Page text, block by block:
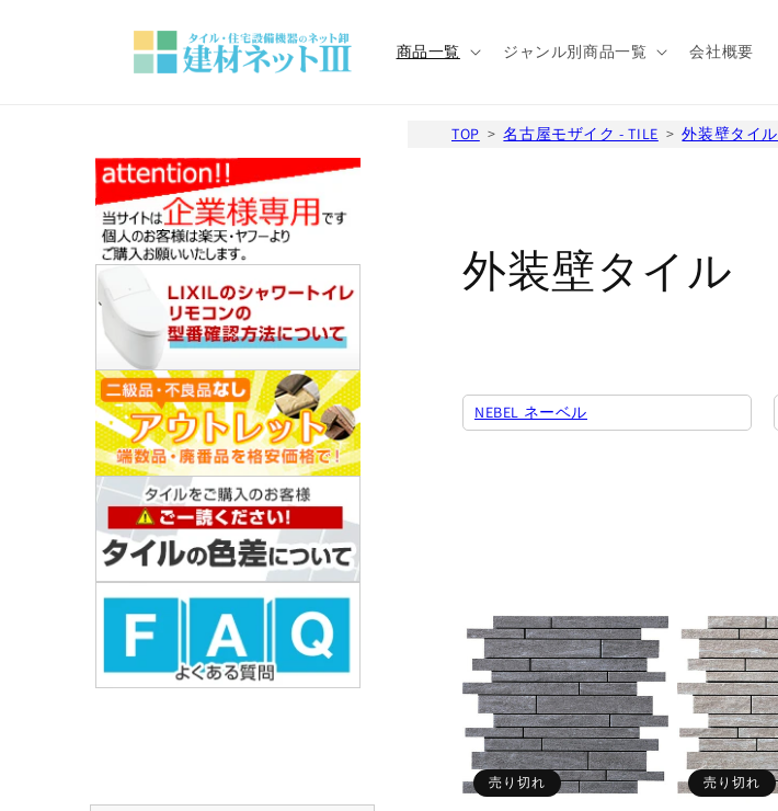
商品一覧 ジャンル別商品一覧 会社概要
TOP 名古屋モザイク - TILE 外装壁タイル
コ
ク
シ
外装壁タイル
NEBEL ネーベル
売り切れ 売り切れ